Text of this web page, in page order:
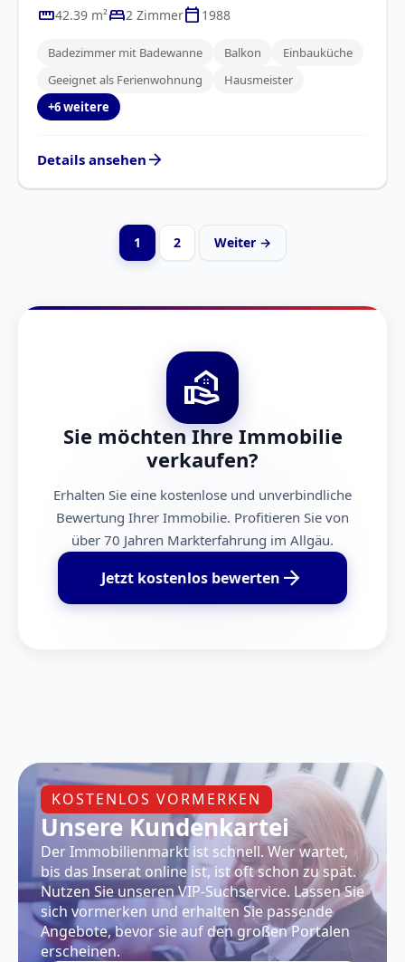
straighten42.39 m²bed2 Zimmercalendar_today 1988
Badezimmer mit Badewanne Balkon
Einbauküche
Geeignet als Ferienwohnung
Hausmeister
+6 weitere
Details ansehen arrow_forward
1 2 Weiter →
real_estate_agent
Sie möchten Ihre Immobilie
verkaufen?
Erhalten Sie eine kostenlose und unverbindliche
Bewertung Ihrer Immobilie. Profitieren Sie von
über 70 Jahren Markterfahrung im Allgäu.
Jetzt kostenlos bewerten arrow_forward
KOSTENLOS VORMERKEN
Unsere Kundenkartei
Der Immobilienmarkt ist schnell. Wer wartet,
bis das Inserat online ist, ist oft schon zu spät.
Nutzen Sie unseren VIP-Suchservice. Lassen Sie
sich vormerken und erhalten Sie passende
Angebote, bevor sie auf den großen Portalen
erscheinen.